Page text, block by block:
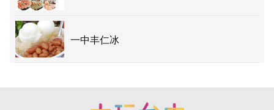
一中丰仁冰